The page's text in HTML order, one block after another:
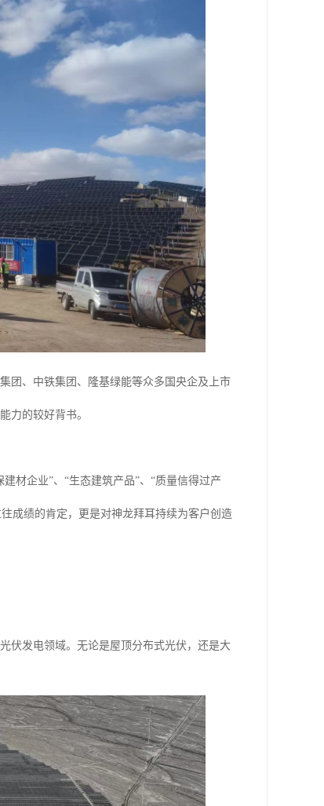
团、中铁集团、隆基绿能等众多国央企及上市
力的较好背书。
材企业”、“生态建筑产品”、“质量信得过产
成绩的肯定，更是对神龙拜耳持续为客户创造
伏发电领域。无论是屋顶分布式光伏，还是大